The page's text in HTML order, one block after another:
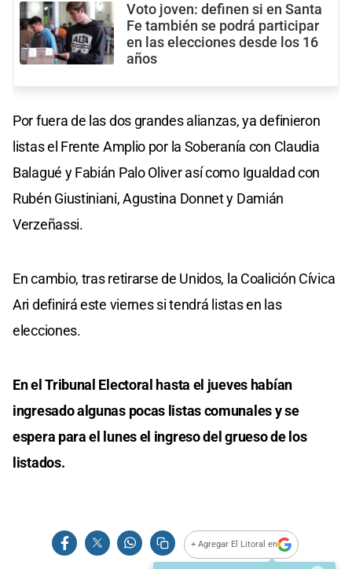
Voto joven: definen si en Santa
Fe también se podrá participar
en las elecciones desde los 16
años
Por fuera de las dos grandes alianzas, ya definieron
listas el Frente Amplio por la Soberanía con Claudia
Balagué y Fabián Palo Oliver así como Igualdad con
Rubén Giustiniani, Agustina Donnet y Damián
Verzeñassi.
En cambio, tras retirarse de Unidos, la Coalición Cívica
Ari definirá este viernes si tendrá listas en las
elecciones.
En el Tribunal Electoral hasta el jueves habían
ingresado algunas pocas listas comunales y se
espera para el lunes el ingreso del grueso de los
listados.
+ Agregar El Litoral en